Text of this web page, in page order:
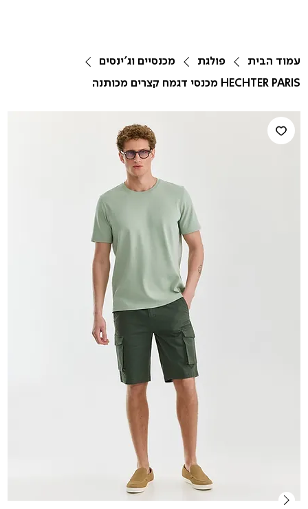
עמוד הבית פולגת
מכנסיים וג'ינסים
HECHTER PARIS מכנסי דגמח קצרים מכותנה